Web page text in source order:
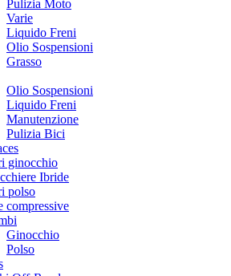
Pulizia Moto
Varie
Liquido Freni
Olio Sospensioni
Grasso
Olio Sospensioni
Liquido Freni
Manutenzione
Pulizia Bici
ginocchio
Ibride
polso
compressive
Ginocchio
Polso